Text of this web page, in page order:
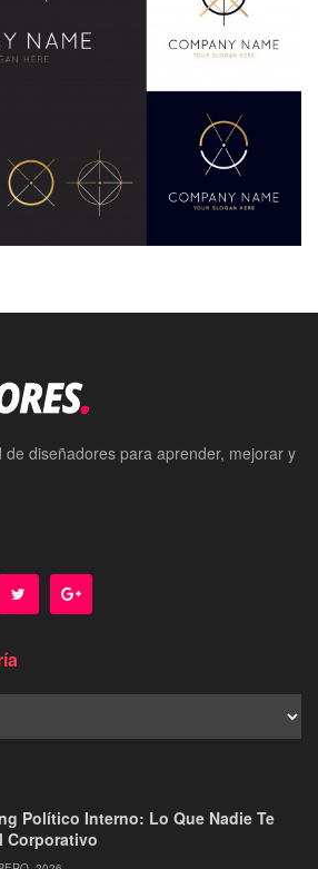
de diseñadores para aprender, mejorar y
Político Interno: Lo Que Nadie Te
Corporativo